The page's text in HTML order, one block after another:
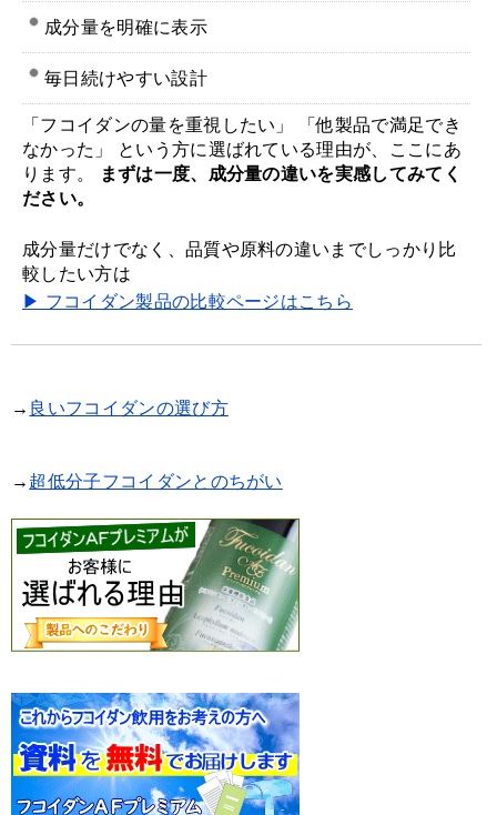
成分量を明確に表示
毎日続けやすい設計
「フコイダンの量を重視したい」 「他製品で満足でき
なかった」 という方に選ばれている理由が、ここにあ
ります。
まずは一度、成分量の違いを実感してみてく
ださい。
成分量だけでなく、品質や原料の違いまでしっかり比
較したい方は
▶ フコイダン製品の比較ページはこちら
→ 良いフコイダンの選び方
→ 超低分子フコイダンとのちがい